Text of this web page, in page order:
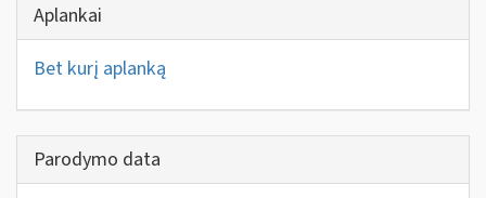
Aplankai
Bet kurį aplanką
Parodymo data